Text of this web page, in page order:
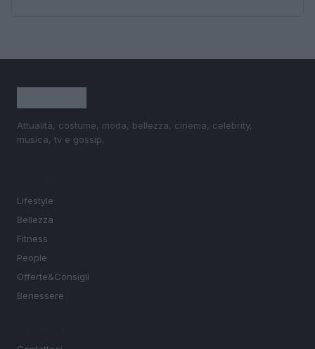
Attualità, costume, moda, bellezza, cinema, celebrity,
musica, tv e gossip.
Lifestyle
Bellezza
Fitness
People
Offerte&Consigli
Benessere